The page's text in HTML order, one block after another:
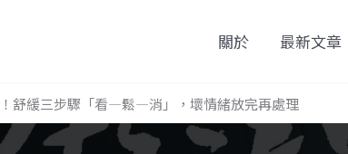
關於 最新文章
舒緩三步驟「看—鬆—消」，壞情緒放完再處理